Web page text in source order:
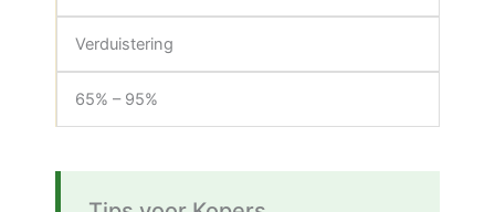
Verduistering
65% – 95%